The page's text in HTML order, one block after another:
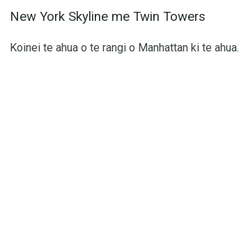
New York Skyline me Twin Towers
Koinei te ahua o te rangi o Manhattan ki te ahua.